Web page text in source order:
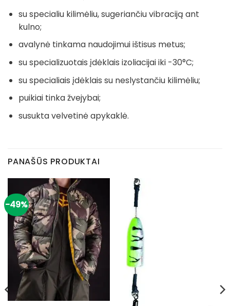
su specialiu kilimėliu, sugeriančiu vibraciją ant
kulno;
avalynė tinkama naudojimui ištisus metus;
su specializuotais įdėklais izoliacijai iki -30°C;
su specialiais įdėklais su neslystančiu kilimėliu;
puikiai tinka žvejybai;
susukta velvetinė apykaklė.
PANAŠŪS PRODUKTAI
-49%